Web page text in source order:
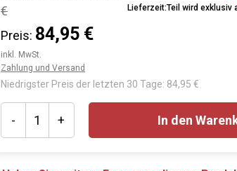
Lieferzeit:Teil wird
€
Preis: 84,95 €
inkl. MwSt.
Zahlung und Versand
Niedrigster Preis der letzten 30 Tage: 84,95 €
- + In den